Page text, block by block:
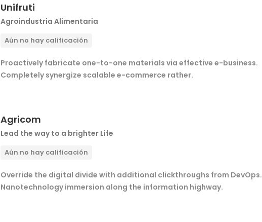
Unifruti
Agroindustria Alimentaria
Aún no hay calificación
Proactively fabricate one-to-one materials via effective e-business.
Completely synergize scalable e-commerce rather.
Agricom
Lead the way to a brighter Life
Aún no hay calificación
Override the digital divide with additional clickthroughs from DevOps.
Nanotechnology immersion along the information highway.